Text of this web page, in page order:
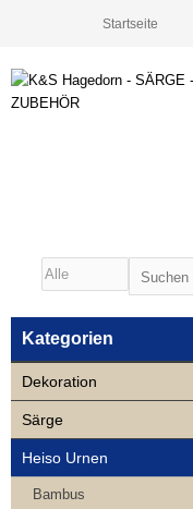
Startseite
Kategorien
Dekoration
Särge
Heiso Urnen
Bambus